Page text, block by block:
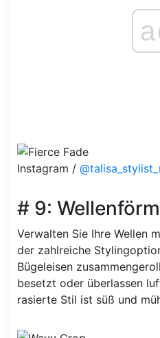
Instagram /
# 9:
Verwalten Sie Ihre Wellen
der zahlreiche
Bügeleisen
besetzt oder überlassen
rasierte Stil ist süß und